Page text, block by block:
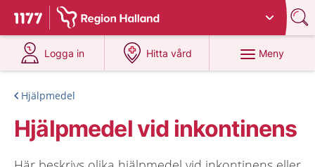
Till startsidan för 1177
Du har valt region Halland
Logga in
på 1177.se
Hitta vård
på 1177.se
Meny
Hjälpmedel
Hjälpmedel vid inkontinens